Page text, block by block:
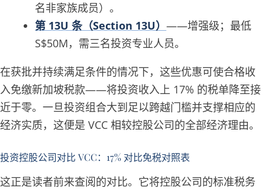
名非家族成员）。
第 13U 条（Section 13U）——增强级；最低
S$50M，需三名投资专业人员。
在获批并持续满足条件的情况下，这些优惠可使合格收
入免缴新加坡税款——将投资收入上 17% 的税单降至接
近于零。一旦投资组合大到足以跨越门槛并支撑相应的
经济实质，这便是 VCC 相较控股公司的全部经济理由。
投资控股公司对比 VCC：17% 对比免税对照表
这正是读者前来查阅的对比。它将控股公司的标准税务